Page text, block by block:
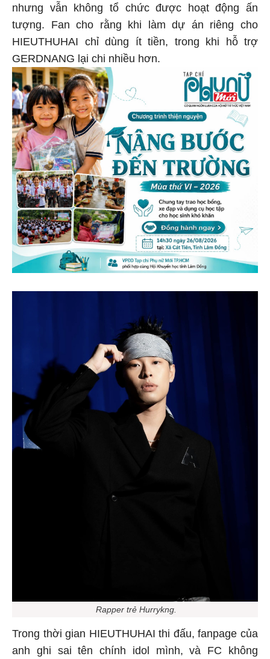
nhưng vẫn không tổ chức được hoạt động ấn
tượng. Fan cho rằng khi làm dự án riêng cho
HIEUTHUHAI chỉ dùng ít tiền, trong khi hỗ trợ
GERDNANG lại chi nhiều hơn.
Rapper trẻ Hurrykng.
Trong thời gian HIEUTHUHAI thi đấu, fanpage của
anh ghi sai tên chính idol mình, và FC không